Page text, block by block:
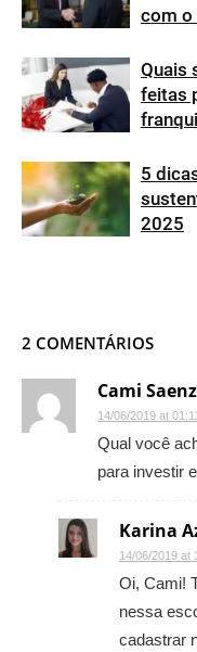
com o
Quais
feitas
5
2025
2 COMENTÁRIOS
Cami Saenz
14/06/2019 at 01:11
Qual você
para investir
Karina
14/06/2019 at
Oi, Cami!
nessa
cadastrar